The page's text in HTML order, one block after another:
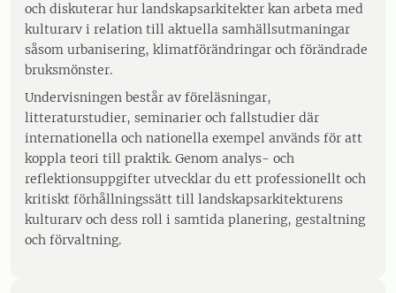
och diskuterar hur landskapsarkitekter kan arbeta med
kulturarv i relation till aktuella samhällsutmaningar
såsom urbanisering, klimatförändringar och förändrade
bruksmönster.
Undervisningen består av föreläsningar,
litteraturstudier, seminarier och fallstudier där
internationella och nationella exempel används för att
koppla teori till praktik. Genom analys- och
reflektionsuppgifter utvecklar du ett professionellt och
kritiskt förhållningssätt till landskapsarkitekturens
kulturarv och dess roll i samtida planering, gestaltning
och förvaltning.